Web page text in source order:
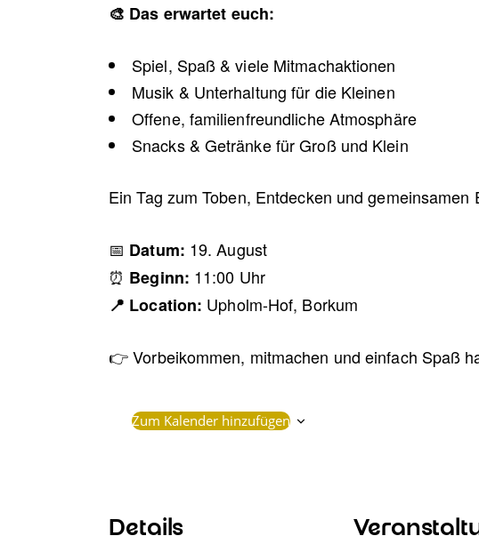
🎨 Das erwartet euch:
Spiel, Spaß & viele Mitmachaktionen
Musik & Unterhaltung für die Kleinen
Offene, familienfreundliche Atmosphäre
Snacks & Getränke für Groß und Klein
Ein Tag zum Toben, Entdecken und
📅 Datum: 19. August
⏰ Beginn: 11:00 Uhr
📍 Location: Upholm-Hof, Borkum
👉 Vorbeikommen, mitmachen und einfach Spaß
Zum Kalender hinzufügen
Details